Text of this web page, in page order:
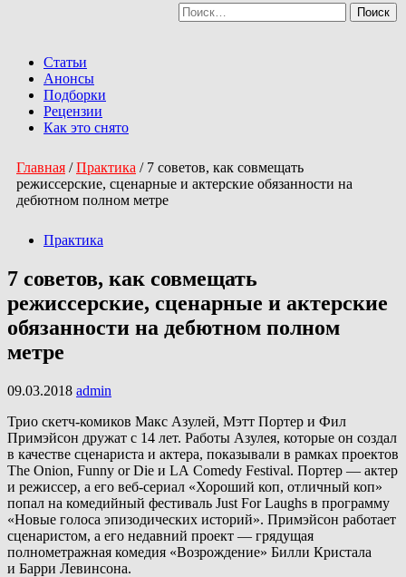
Статьи
Анонсы
Подборки
Рецензии
Как это снято
Найти:
Главная /Практика / 7 советов, как совмещать
режиссерские, сценарные и актерские обязанности на
дебютном полном метре
Практика
7 советов, как совмещать
режиссерские, сценарные и актерские
обязанности на дебютном полном
метре
09.03.2018 admin
Трио скетч-комиков Макс Азулей, Мэтт Портер и Фил
Примэйсон дружат с 14 лет. Работы Азулея, которые он создал
в качестве сценариста и актера, показывали в рамках проектов
The Onion, Funny or Die и LA Comedy Festival. Портер — актер
и режиссер, а его веб-сериал «Хороший коп, отличный коп»
попал на комедийный фестиваль Just For Laughs в программу
«Новые голоса эпизодических историй». Примэйсон работает
сценаристом, а его недавний проект — грядущая
полнометражная комедия «Возрождение» Билли Кристала
и Барри Левинсона.